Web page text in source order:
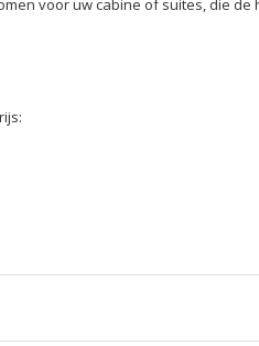
voor uw cabine of suites, die